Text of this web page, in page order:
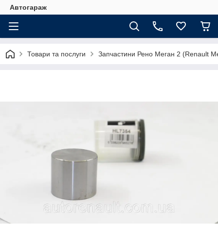
Автогараж
Товари та послуги Запчастини Рено Меган 2 (Renault